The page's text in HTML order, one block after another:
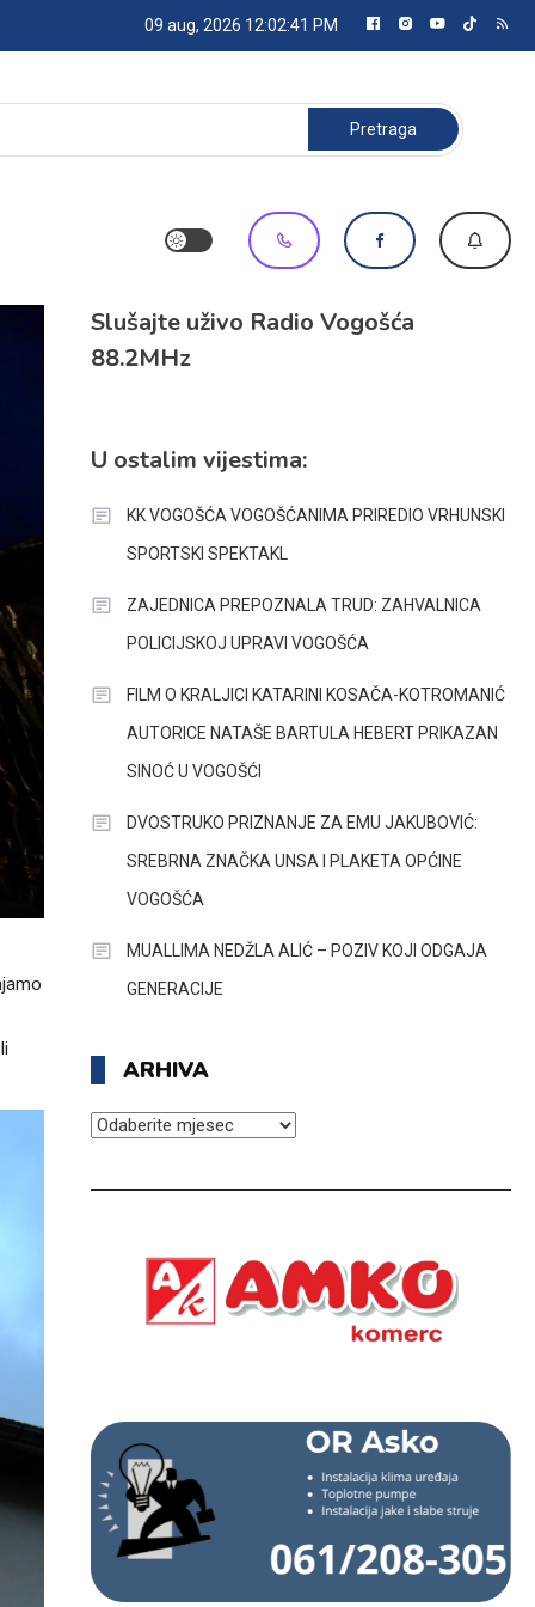
09 aug, 2026 12:02:42 PM
Pretraga:
Slušajte uživo Radio Vogošća
88.2MHz
U ostalim vijestima:
KK VOGOŠĆA VOGOŠĆANIMA PRIREDIO VRHUNSKI
SPORTSKI SPEKTAKL
ZAJEDNICA PREPOZNALA TRUD: ZAHVALNICA
POLICIJSKOJ UPRAVI VOGOŠĆA
FILM O KRALJICI KATARINI KOSAČA-KOTROMANIĆ
AUTORICE NATAŠE BARTULA HEBERT PRIKAZAN
SINOĆ U VOGOŠĆI
DVOSTRUKO PRIZNANJE ZA EMU JAKUBOVIĆ:
SREBRNA ZNAČKA UNSA I PLAKETA OPĆINE
VOGOŠĆA
MUALLIMA NEDŽLA ALIĆ – POZIV KOJI ODGAJA
GENERACIJE
ARHIVA
ARHIVA